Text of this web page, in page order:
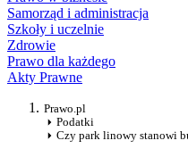
Samorząd i administracja
Szkoły i uczelnie
Zdrowie
Prawo dla każdego
Akty Prawne
Prawo.pl
Podatki
Czy park linowy stanowi